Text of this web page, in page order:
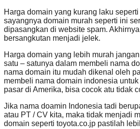
Harga domain yang kurang laku
sayangnya domain murah seperti ini
dipasangkan di website spam.
bersangkutan menjadi jelek.
Harga domain yang lebih murah
satu – satunya dalam membeli nama
nama domain itu mudah dikenal oleh
membeli nama domain indonesia
pasar di Amerika, bisa cocok atu tidak
Jika nama doamin Indonesia tadi
atau PT / CV kita, maka tidak menjadi
domain seperti toyota.co.jp pastilah